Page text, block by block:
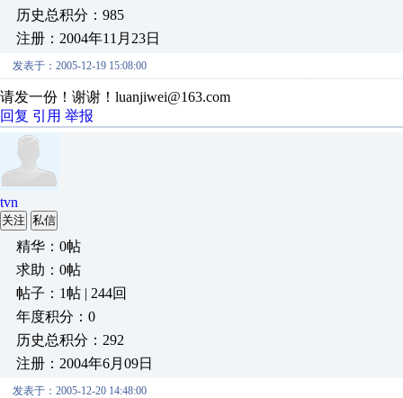
历史总积分：985
注册：2004年11月23日
发表于：2005-12-19 15:08:00
请发一份！谢谢！luanjiwei@163.com
回复 引用 举报
tvn
关注 私信
精华：0帖
求助：0帖
帖子：1帖 | 244回
年度积分：0
历史总积分：292
注册：2004年6月09日
发表于：2005-12-20 14:48:00